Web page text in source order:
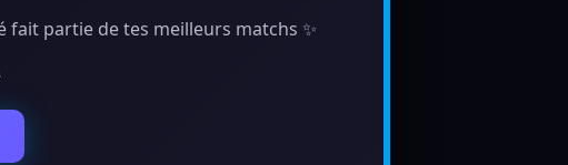
fait partie de tes meilleurs matchs ✨